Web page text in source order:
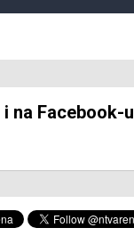
na Facebook-u